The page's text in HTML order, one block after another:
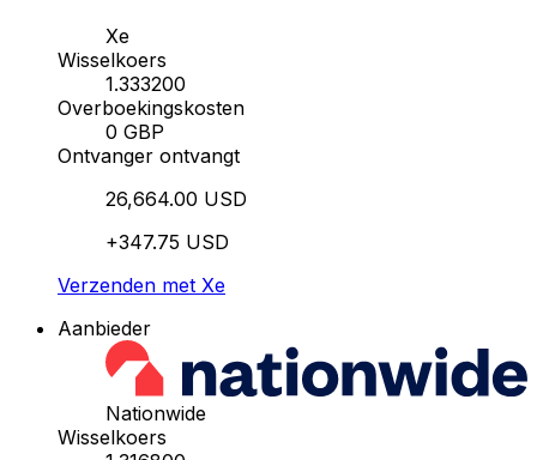
Xe
Wisselkoers
1.333200
Overboekingskosten
0 GBP
Ontvanger ontvangt
26,664.00 USD
+347.75 USD
Verzenden met Xe
Aanbieder
Nationwide
Wisselkoers